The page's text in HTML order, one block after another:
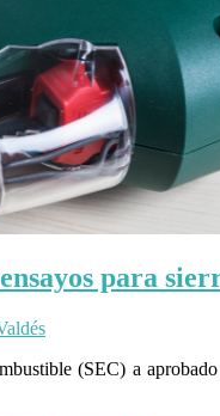
para
(SEC) a